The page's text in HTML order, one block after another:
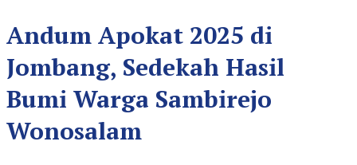
Andum Apokat 2025 di
Jombang, Sedekah Hasil
Bumi Warga Sambirejo
Wonosalam